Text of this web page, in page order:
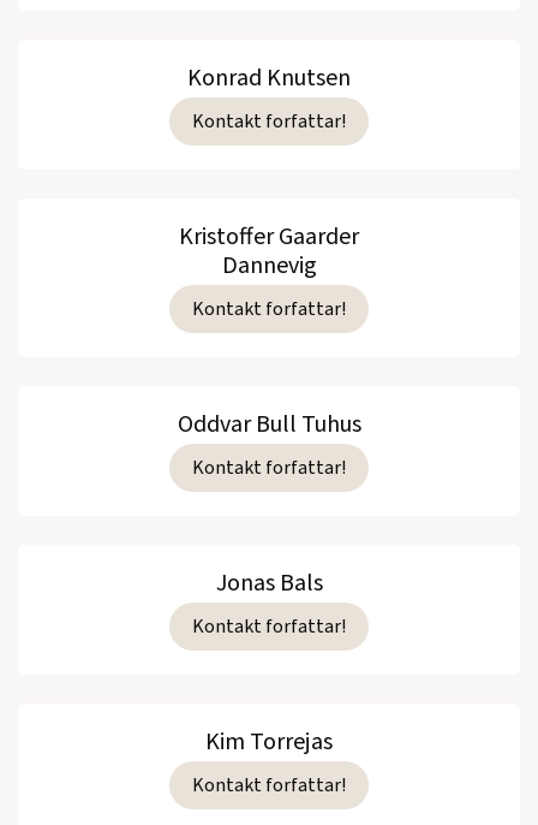
Konrad Knutsen
Kontakt forfattar!
Kristoffer Gaarder
Dannevig
Kontakt forfattar!
Oddvar Bull Tuhus
Kontakt forfattar!
Jonas Bals
Kontakt forfattar!
Kim Torrejas
Kontakt forfattar!